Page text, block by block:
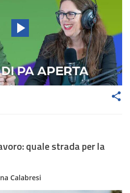
quale strada per la
Calabresi